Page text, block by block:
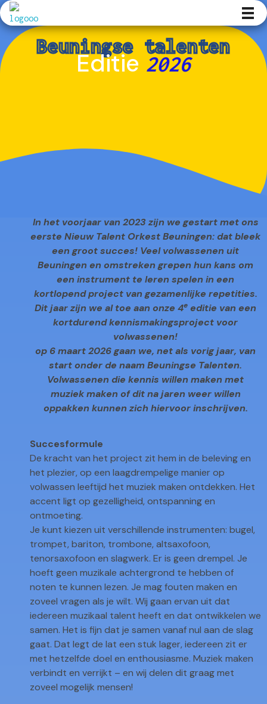
Kunst en Volharding
Beuningse talenten
Editie 2026
In het voorjaar van 2023 zijn we gestart met ons
eerste Nieuw Talent Orkest Beuningen: dat bleek
een groot succes! Veel volwassenen uit
Beuningen en omstreken grepen hun kans om
een instrument te leren spelen in een
kortlopend project van gezamenlijke repetities.
Dit jaar zijn we al toe aan onze 4e editie van een
kortdurend kennismakingsproject voor
volwassenen!
op 6 maart 2026 gaan we, net als vorig jaar, van
start onder de naam Beuningse Talenten.
Volwassenen die kennis willen maken met
muziek maken of dit na jaren weer willen
oppakken kunnen zich hiervoor inschrijven.
Succesformule
De kracht van het project zit hem in de beleving en
het plezier, op een laagdrempelige manier op
volwassen leeftijd het muziek maken ontdekken. Het
accent ligt op gezelligheid, ontspanning en
ontmoeting.
Je kunt kiezen uit verschillende instrumenten: bugel,
trompet, bariton, trombone, altsaxofoon,
tenorsaxofoon en slagwerk. Er is geen drempel. Je
hoeft geen muzikale achtergrond te hebben of
noten te kunnen lezen. Je mag fouten maken en
zoveel vragen als je wilt. Wij gaan ervan uit dat
iedereen muzikaal talent heeft en dat ontwikkelen we
samen. Het is fijn dat je samen vanaf nul aan de slag
gaat. Dat legt de lat een stuk lager, iedereen zit er
met hetzelfde doel en enthousiasme. Muziek maken
verbindt en verrijkt – en wij delen dit graag met
zoveel mogelijk mensen!